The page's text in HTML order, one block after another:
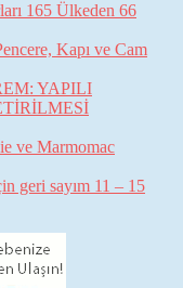
165 Ülkeden 66
Kapı ve Cam
YAPILI
ve Marmomac
geri sayım 11 – 15